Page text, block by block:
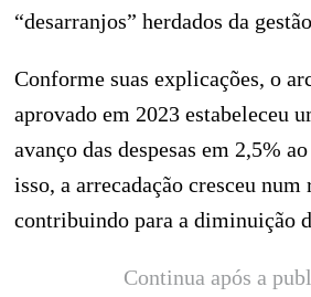
“desarranjos” herdados da
Conforme suas explicações, o
aprovado em 2023 estabeleceu
avanço das despesas em 2,5%
isso, a arrecadação cresceu
contribuindo para a diminuição
Continua após a